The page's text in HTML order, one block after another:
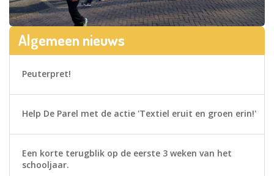
Algemeen nieuws
Peuterpret!
Help De Parel met de actie 'Textiel eruit en groen erin!'
Een korte terugblik op de eerste 3 weken van het
schooljaar.